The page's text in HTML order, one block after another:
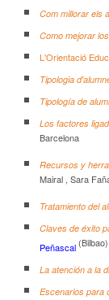
Com millorar els
Como mejorar
L'Orientació
Tipologia
Tipología de
Los factores
Barcelona
Recursos y
Mairal , Sara
Tratamiento del
Claves de éxito
Peñascal
La atención a la
Escenarios para